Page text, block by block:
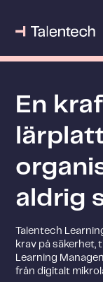
En
aldrig
Talentech
krav på säkerhet,
Learning
från digitalt